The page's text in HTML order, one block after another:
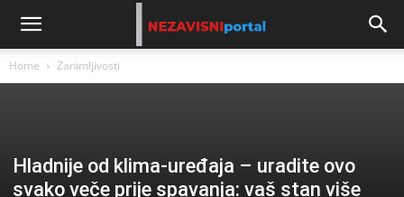
Home Zanimljivosti
Hladnije od klima-uređaja – uradite ovo
svako veče prije spavanja: vaš stan više